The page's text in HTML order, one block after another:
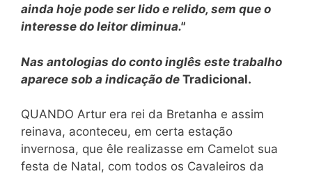
ainda hoje pode ser lido e relido, sem que o
interesse do leitor diminua."
Nas antologias do conto inglês este trabalho
aparece sob a indicação de Tradicional.
QUANDO Artur era rei da Bretanha e assim
reinava, aconteceu, em certa estação
invernosa, que êle realizasse em Camelot sua
festa de Natal, com todos os Cavaleiros da